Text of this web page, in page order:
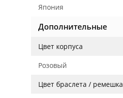
Япония
Дополнительные
Цвет корпуса
Розовый
Цвет браслета / ремешка